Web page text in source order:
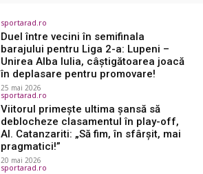
sportarad.ro
Duel între vecini în semifinala
barajului pentru Liga 2-a: Lupeni –
Unirea Alba Iulia, câștigătoarea joacă
în deplasare pentru promovare!
25 mai 2026
sportarad.ro
Viitorul primește ultima șansă să
deblocheze clasamentul în play-off,
Al. Catanzariti: „Să fim, în sfârșit, mai
pragmatici!”
20 mai 2026
sportarad.ro